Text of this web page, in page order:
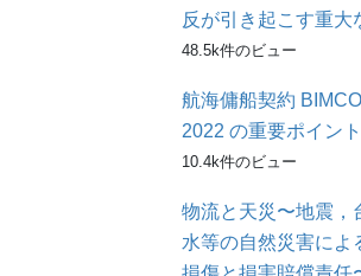
反が引き起こす重大
48.5k件のビュー
航海傭船契約
2022 の重要ポイント
10.4k件のビュー
物流と天災〜地震，
水等の自然災害によ